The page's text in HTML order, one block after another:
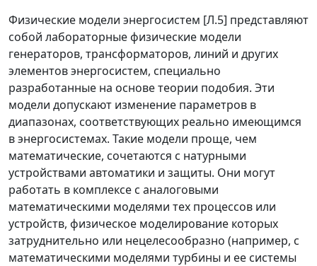
Физические модели энергосистем [Л.5] представляют
собой лабораторные физические модели
генераторов, трансформаторов, линий и других
элементов энергосистем, специально
разработанные на основе теории подобия. Эти
модели допускают изменение параметров в
диапазонах, соответствующих реально имеющимся
в энергосистемах. Такие модели проще, чем
математические, сочетаются с натурными
устройствами автоматики и защиты. Они могут
работать в комплексе с аналоговыми
математическими моделями тех процессов или
устройств, физическое моделирование которых
затруднительно или нецелесообразно (например, с
математическими моделями турбины и ее системы